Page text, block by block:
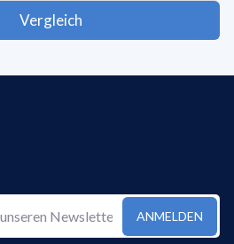
Vergleich
ANMELDEN